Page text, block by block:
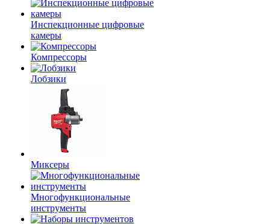
Инспекционные цифровые
камеры
Компрессоры
Лобзики
Миксеры
Многофункциональные
инструменты